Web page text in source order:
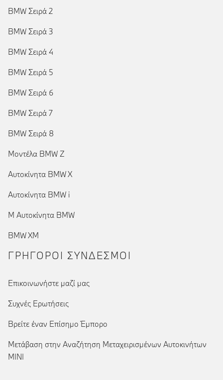
BMW Σειρά 2
BMW Σειρά 3
BMW Σειρά 4
BMW Σειρά 5
BMW Σειρά 6
BMW Σειρά 7
BMW Σειρά 8
Μοντέλα BMW Z
Αυτοκίνητα BMW X
Αυτοκίνητα BMW i
Μ Αυτοκίνητα BMW
BMW XM
ΓΡΉΓΟΡΟΙ ΣΎΝΔΕΣΜΟΙ
Επικοινωνήστε μαζί μας
Συχνές Ερωτήσεις
Βρείτε έναν Επίσημο Έμπορο
Μετάβαση στην Αναζήτηση Μεταχειρισμένων Αυτοκινήτων
MINI